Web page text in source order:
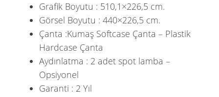
Grafik Boyutu : 510,1×226,5 cm.
Görsel Boyutu : 440×226,5 cm.
Çanta :Kumaş Softcase Çanta – Plastik
Hardcase Çanta
Aydınlatma : 2 adet spot lamba –
Opsiyonel
Garanti : 2 Yıl